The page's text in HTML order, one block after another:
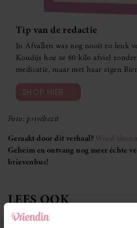
Tip van de redactie
In Afvallen was nog nooit zo leuk
Koudijs hoe ze 60 kilo afviel
medicatie, maar met haar eigen
SHOP HIER
Foto: privébezit
Geraakt door dit verhaal?Word
Geheim en ontvang nog meer échte
brievenbus!
LEES OOK